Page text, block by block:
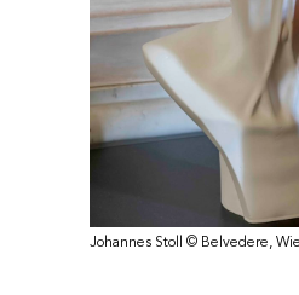
Johannes Stoll © Belvedere,